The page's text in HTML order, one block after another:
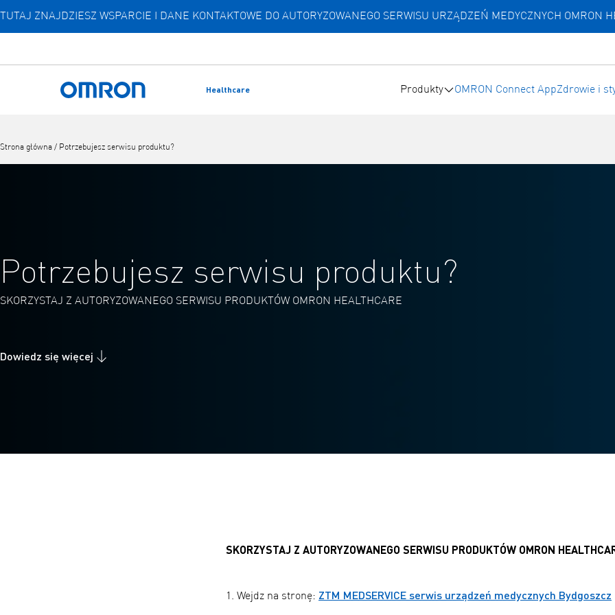
Przejdź
głównej
TUTAJ ZNAJDZIESZ WSPARCIE I DANE KONTAKTOWE DO AUTORYZOWANEGO SERWISU URZĄDZEŃ MEDYCZNYCH OMRON
Powrót do domu
Healthcare Produkty OMRON Connect AppZdrowie i
Strona główna / Potrzebujesz serwisu produktu?
Potrzebujesz serwisu produktu?
SKORZYSTAJ Z AUTORYZOWANEGO SERWISU PRODUKTÓW OMRON HEALTHCARE
Dowiedz się więcej
SKORZYSTAJ Z AUTORYZOWANEGO SERWISU PRODUKTÓW OMRON
1. Wejdz na stronę: ZTM MEDSERVICE serwis urządzeń medycznych Bydgoszcz